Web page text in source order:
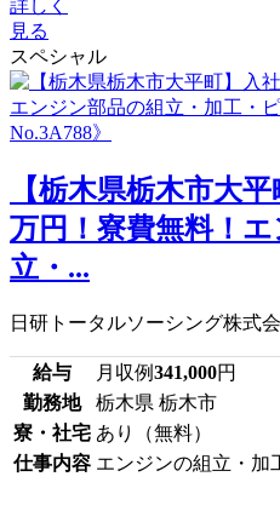
詳しく
見る
スペシャル
【栃木県栃木市大
万円！寮費無料！
立・...
日研トータルソーシング株式
給与 月収例341,000円
勤務地
栃木県 栃木市
寮・社宅 あり（無料）
仕事内容 エンジンの組立・加